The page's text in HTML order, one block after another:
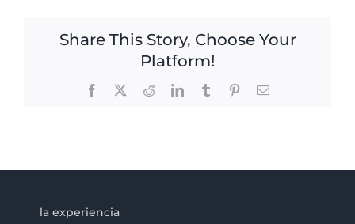
Share This Story, Choose Your
Platform!
Facebook RedditLinkedInTumblr PinterestEmail
la experiencia